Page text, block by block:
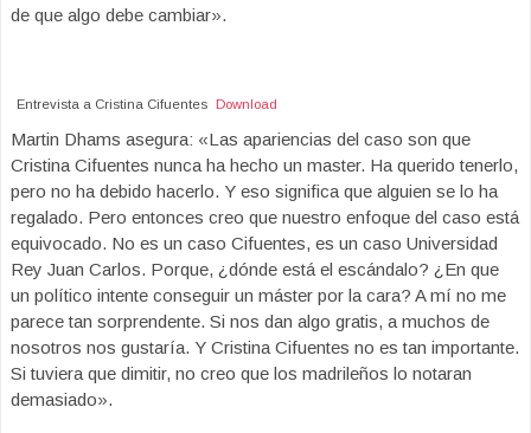
de que algo debe cambiar».
Entrevista a Cristina Cifuentes Download
Martin Dhams asegura: «Las apariencias del caso son que
Cristina Cifuentes nunca ha hecho un master. Ha querido tenerlo,
pero no ha debido hacerlo. Y eso significa que alguien se lo ha
regalado. Pero entonces creo que nuestro enfoque del caso está
equivocado. No es un caso Cifuentes, es un caso Universidad
Rey Juan Carlos. Porque, ¿dónde está el escándalo? ¿En que
un político intente conseguir un máster por la cara? A mí no me
parece tan sorprendente. Si nos dan algo gratis, a muchos de
nosotros nos gustaría. Y Cristina Cifuentes no es tan importante.
Si tuviera que dimitir, no creo que los madrileños lo notaran
demasiado».